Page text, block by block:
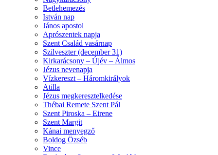
Betlehemezés
István nap
János apostol
Aprószentek napja
Szent Család vasárnap
Szilveszter (december 31)
Kirkarácsony – Újév – Álmos
Jézus nevenapja
Vízkereszt – Háromkirályok
Atilla
Jézus megkeresztelkedése
Thébai Remete Szent Pál
Szent Piroska – Eirene
Szent Margit
Kánai menyegző
Boldog Özséb
Vince